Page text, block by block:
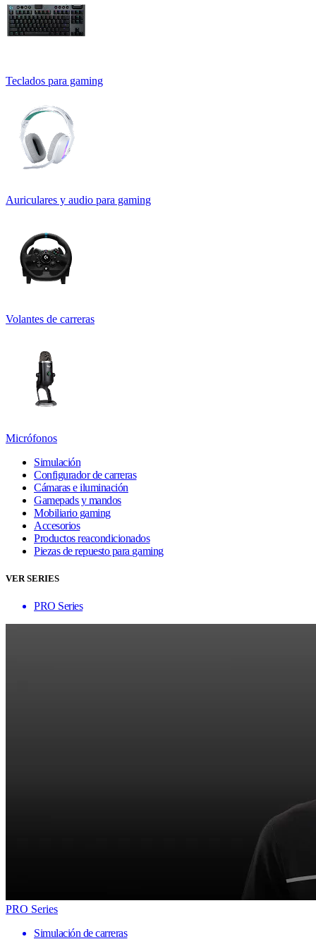
Teclados para gaming
Auriculares y audio para gaming
Volantes de carreras
Micrófonos
Simulación
Configurador de carreras
Cámaras e iluminación
Gamepads y mandos
Mobiliario gaming
Accesorios
Productos reacondicionados
Piezas de repuesto para gaming
VER SERIES
PRO Series
PRO Series
Simulación de carreras